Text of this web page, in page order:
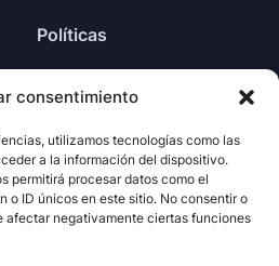
consentimiento
utilizamos tecnologías como las
a la información del dispositivo.
permitirá procesar datos como el
o ID únicos en este sitio. No consentir o
afectar negativamente ciertas funciones
Políticas
Política de reembolso
Acuerdo de licencia (EN)
Términos y condiciones
Desinstalar
Política de cookies